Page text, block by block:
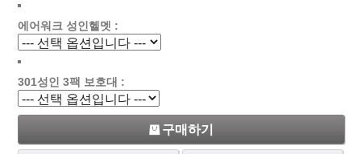
에어워크 성인헬멧 :
301성인 3팩 보호대 :
구매하기